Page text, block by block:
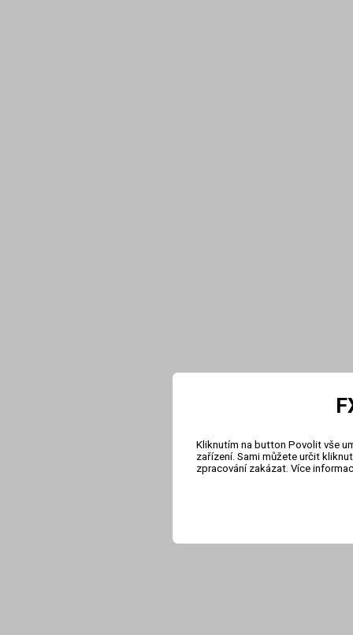
Kliknutím na button Povolit vše
zařízení. Sami můžete určit
zpracování zakázat. Více